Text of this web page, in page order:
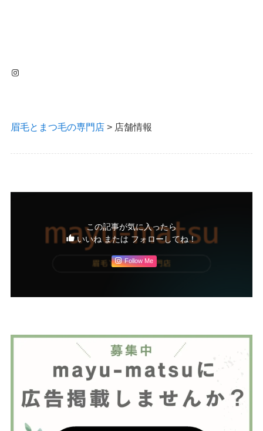
Instagram
眉毛とまつ毛の専門店> 店舗情報
この記事が気に入ったら
いいね または フォローしてね！
Follow Me